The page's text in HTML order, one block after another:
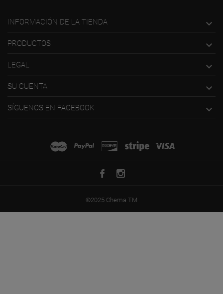
INFORMACIÓN DE LA TIENDA 
PRODUCTOS 
LEGAL 
SU CUENTA 
SÍGUENOS EN FACEBOOK 
©2025 Chema TM